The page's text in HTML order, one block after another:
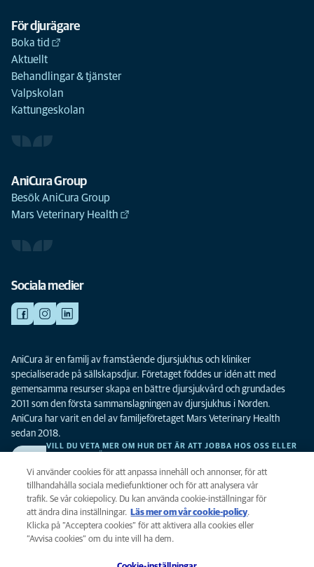
För djurägare
Boka tid
Aktuellt
Behandlingar & tjänster
Valpskolan
Kattungeskolan
AniCura Group
Besök AniCura Group
Mars Veterinary Health
Sociala medier
AniCura är en familj av framstående djursjukhus och kliniker
specialiserade på sällskapsdjur. Företaget föddes ur idén att med
gemensamma resurser skapa en bättre djursjukvård och grundades
2011 som den första sammanslagningen av djursjukhus i Norden.
AniCura har varit en del av familjeföretaget Mars Veterinary Health
sedan 2018.
VILL DU VETA MER OM HUR DET ÄR ATT JOBBA HOS OSS ELLER
Integritet
Legalt
Vi använder cookies för att anpassa innehåll och annonser, för att
tillhandahålla sociala mediefunktioner och för att analysera vår
trafik. Se vår cokiepolicy. Du kan använda cookie-inställningar för
att ändra dina inställningar.
Läs mer om vår cookie-policy(opens in a
new tab)
.
Klicka på ”Acceptera cookies” för att aktivera alla cookies eller
”Avvisa cookies” om du inte vill ha dem.